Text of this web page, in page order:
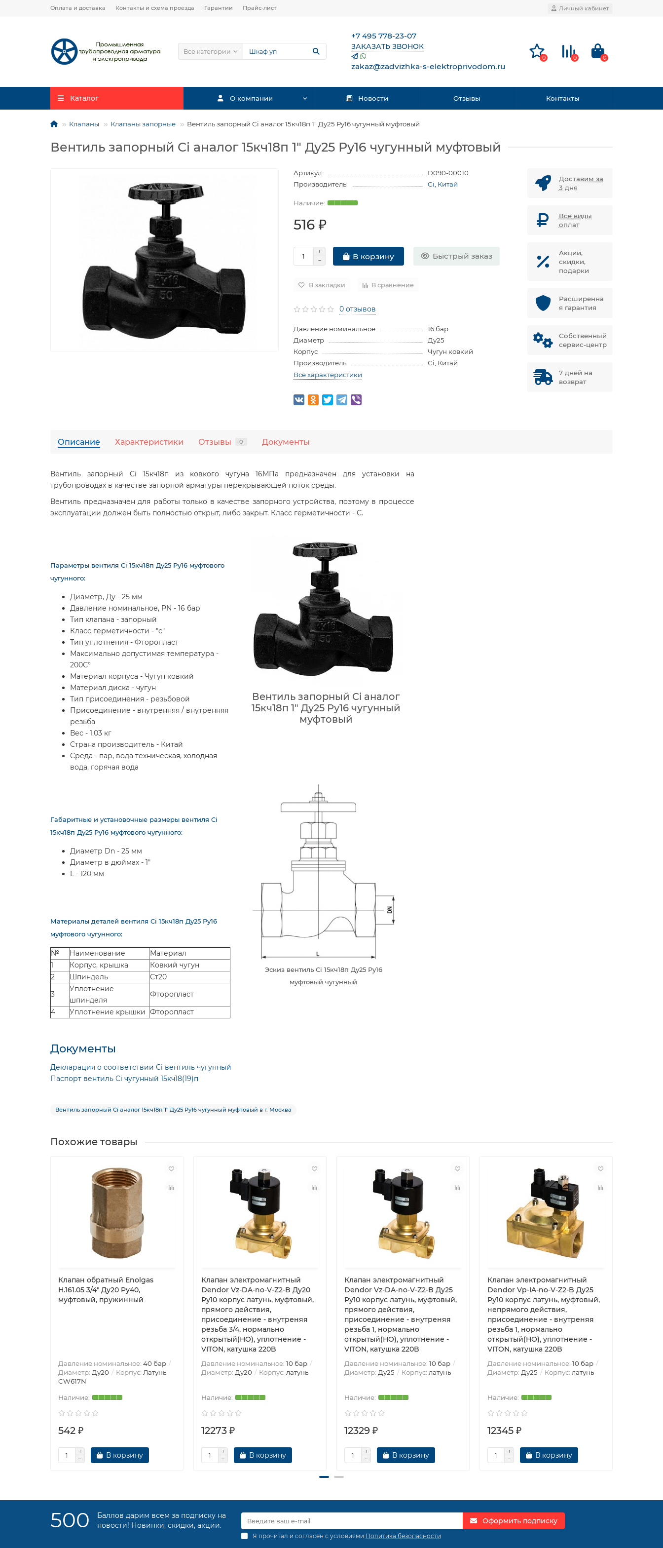
Оплата и доставка Контакты и схема проезда Гарантии Прайс-лист Личный кабинет
Все категории
+7 495 778-23-07
ЗАКАЗАТЬ ЗВОНОК
zakaz@zadvizhka-s-elektroprivodom.ru
0 0 0
Каталог О компании Новости Отзывы Контакты
Клапаны Клапаны запорные Вентиль запорный Ci аналог 15кч18п 1″ Ду25 Ру16 чугунный муфтовый
Вентиль запорный Ci аналог 15кч18п 1″ Ду25 Ру16 чугунный муфтовый
Артикул:
D090-00010
Производитель:
Ci, Китай
516 ₽
В корзину Быстрый заказ
В закладки В сравнение
0 отзывов
Давление номинальное
16 бар
Диаметр
Ду25
Корпус
Чугун ковкий
Производитель
Ci, Китай
Все характеристики
Доставим за
3 дня
Все виды
оплат
Акции,
скидки,
подарки
Расширенна
я гарантия
Собственный
сервис-центр
7 дней на
возврат
Описание Характеристики Отзывы 0 Документы
Вентиль запорный Ci 15кч18п из ковкого чугуна 16МПа предназначен для установки на
трубопроводах в качестве запорной арматуры перекрывающей поток среды.
Вентиль предназначен для работы только в качестве запорного устройства, поэтому в процессе
эксплуатации должен быть полностью открыт, либо закрыт. Класс герметичности - С.
Параметры вентиля Ci 15кч18п Ду25 Ру16 муфтового
чугунного:
Диаметр, Ду - 25 мм
Давление номинальное, PN - 16 бар
Тип клапана - запорный
Класс герметичности - "c"
Тип уплотнения - Фторопласт
Максимально допустимая температура -
200С°
Материал корпуса - Чугун ковкий
Материал диска - чугун
Тип присоединения - резьбовой
Присоединение - внутренняя / внутренняя
резьба
Вес - 1.03 кг
Страна производитель - Китай
Среда - пар, вода техническая, холодная
вода, горячая вода
Вентиль запорный Ci аналог
15кч18п 1″ Ду25 Ру16 чугунный
муфтовый
Габаритные и установочные размеры вентиля Ci
15кч18п Ду25 Ру16 муфтового чугунного:
Диаметр Dn - 25 мм
Диаметр в дюймах - 1"
L - 120 мм
Материалы деталей вентиля Ci 15кч18п Ду25 Ру16
муфтового чугунного:
№ Наименование
Материал
1
Корпус, крышка
Ковкий чугун
2
Шпиндель
Ст20
3
Уплотнение
шпинделя
Фторопласт
4
Уплотнение крышки Фторопласт
Эскиз вентиль Ci 15кч18п Ду25 Ру16
муфтовый чугунный
Документы
Декларация о соответствии Ci вентиль чугунный
Паспорт вентиль Ci чугунный 15кч18(19)п
Вентиль запорный Ci аналог 15кч18п 1″ Ду25 Ру16 чугунный муфтовый в г. Москва
Похожие товары
Клапан обратный Enolgas
H.161.05 3/4″ Ду20 Pу40,
муфтовый, пружинный
Давление номинальное: 40 бар
Диаметр: Ду20 Корпус: Латунь
CW617N
542 ₽
В корзину
Клапан электромагнитный
Dendor Vz-DA-no-V-Z2-B Ду20
Ру10 корпус латунь, муфтовый,
прямого действия,
присоединение - внутреняя
резьба 3/4, нормально
открытый(НО), уплотнение -
VITON, катушка 220B
Давление номинальное: 10 бар
Диаметр: Ду20 Корпус: латунь
12273 ₽
В корзину
Клапан электромагнитный
Dendor Vz-DA-no-V-Z2-B Ду25
Ру10 корпус латунь, муфтовый,
прямого действия,
присоединение - внутреняя
резьба 1, нормально
открытый(НО), уплотнение -
VITON, катушка 220B
Давление номинальное: 10 бар
Диаметр: Ду25 Корпус: латунь
12329 ₽
В корзину
Клапан электромагнитный
Dendor Vp-IA-no-V-Z2-B Ду25
Ру10 корпус латунь, муфтовый,
непрямого действия,
присоединение - внутреняя
резьба 1, нормально
открытый(НО), уплотнение -
VITON, катушка 220B
Давление номинальное: 10 бар
Диаметр: Ду25 Корпус: латунь
12345 ₽
В корзину
500
Баллов дарим всем за подписку на
новости! Новинки, скидки, акции.
Оформить подписку
Я прочитал и согласен с условиями Политика безопасности